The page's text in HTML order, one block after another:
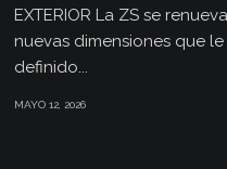
EXTERIOR La ZS se
nuevas dimensiones que
definido...
MAYO 12, 2026